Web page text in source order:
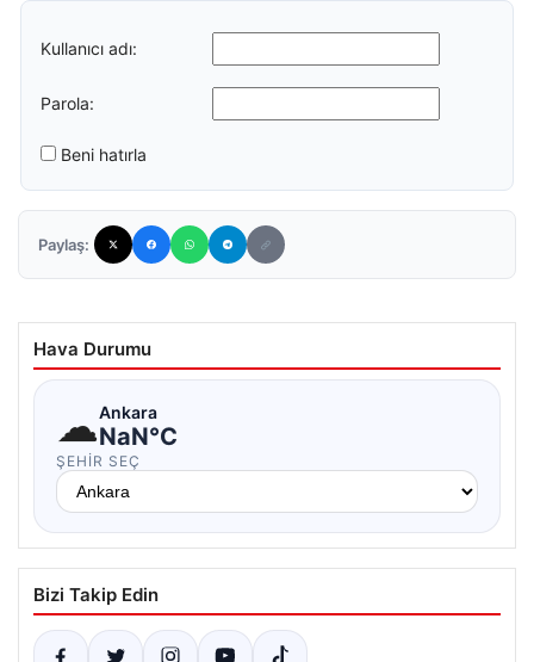
Kullanıcı adı:
Parola:
Beni hatırla
Paylaş:
Hava Durumu
☁Ankara
NaN°C
ŞEHIR SEÇ
Bizi Takip Edin